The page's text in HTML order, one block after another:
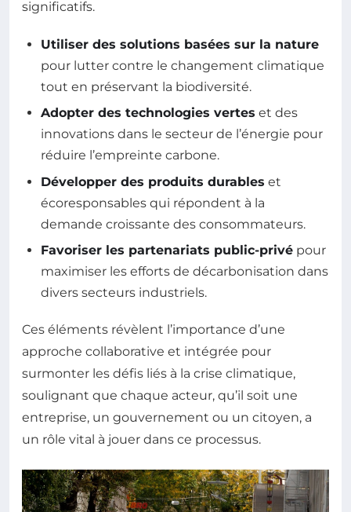
significatifs.
Utiliser des solutions basées sur la nature
pour lutter contre le changement climatique
tout en préservant la biodiversité.
Adopter des technologies vertes et des
innovations dans le secteur de l’énergie pour
réduire l’empreinte carbone.
Développer des produits durables et
écoresponsables qui répondent à la
demande croissante des consommateurs.
Favoriser les partenariats public-privé pour
maximiser les efforts de décarbonisation dans
divers secteurs industriels.
Ces éléments révèlent l’importance d’une
approche collaborative et intégrée pour
surmonter les défis liés à la crise climatique,
soulignant que chaque acteur, qu’il soit une
entreprise, un gouvernement ou un citoyen, a
un rôle vital à jouer dans ce processus.